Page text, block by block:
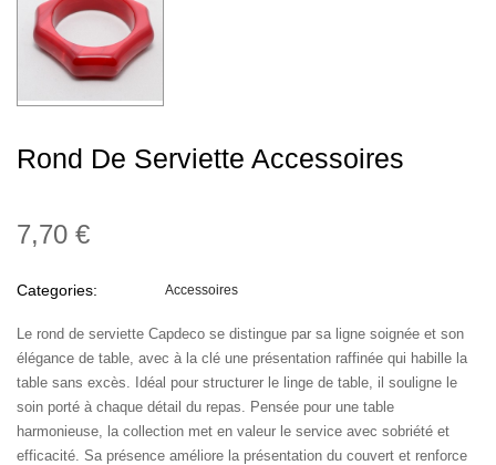
Rond De Serviette Accessoires
7,70 €
Categories: Accessoires
Le rond de serviette Capdeco se distingue par sa ligne soignée et son
élégance de table, avec à la clé une présentation raffinée qui habille la
table sans excès. Idéal pour structurer le linge de table, il souligne le
soin porté à chaque détail du repas. Pensée pour une table
harmonieuse, la collection met en valeur le service avec sobriété et
efficacité. Sa présence améliore la présentation du couvert et renforce